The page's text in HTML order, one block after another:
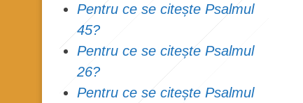
Pentru ce se citește Psalmul
45?
Pentru ce se citește Psalmul
26?
Pentru ce se citește Psalmul